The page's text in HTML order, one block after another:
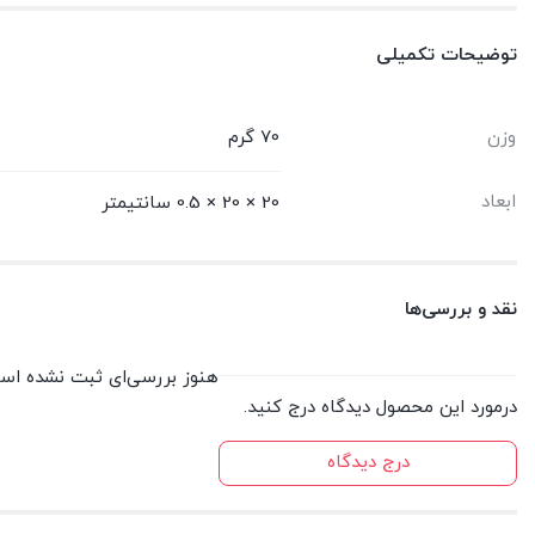
توضیحات تکمیلی
وزن 70 گرم
ابعاد 20 × 20 × 0.5 سانتیمتر
نقد و بررسی‌ها
درمورد این محصول دیدگاه درج کنید.
درج دیدگاه
هنوز بررسی‌ای ثبت نشده